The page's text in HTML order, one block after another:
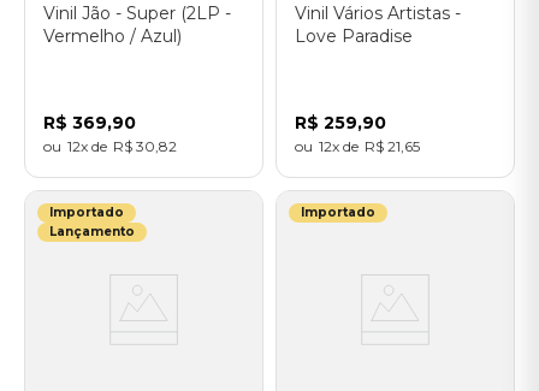
Vinil Jão - Super (2LP -
Vermelho / Azul)
R$ 369,90
12 R$ 30 82
Vinil Vários Artistas -
Love Paradise
R$ 259,90
12 R$ 21 65
Importado
Lançamento
Importado